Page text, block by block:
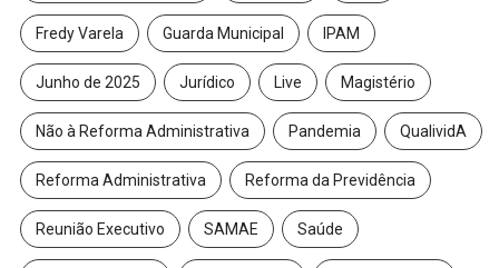
Fredy Varela Guarda Municipal IPAM
Junho de 2025 Jurídico Live Magistério
Não à Reforma Administrativa Pandemia QualividA
Reforma Administrativa Reforma da Previdência
Reunião Executivo SAMAE Saúde